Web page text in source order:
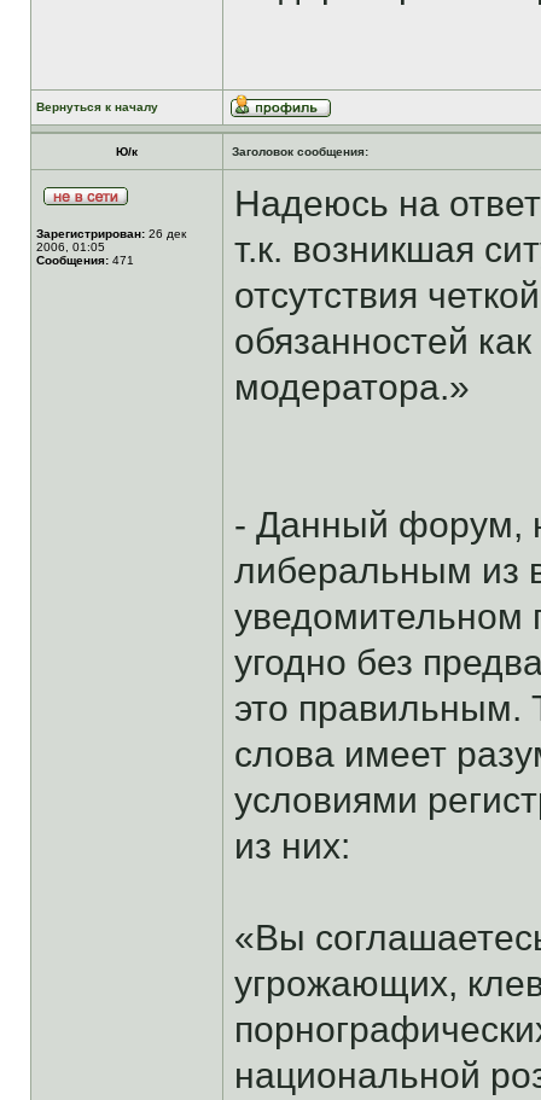
Вернуться к началу
Ю/к Заголовок сообщения:
Зарегистрирован: 26 дек
2006, 01:05
Сообщения: 471
Надеюсь на
т.к. возникшая
отсутствия
обязанностей
модератора.»
- Данный форум,
либеральным из
уведомительном
угодно без
это правильным.
слова имеет
условиями
из них:
«Вы
угрожающих,
национальной